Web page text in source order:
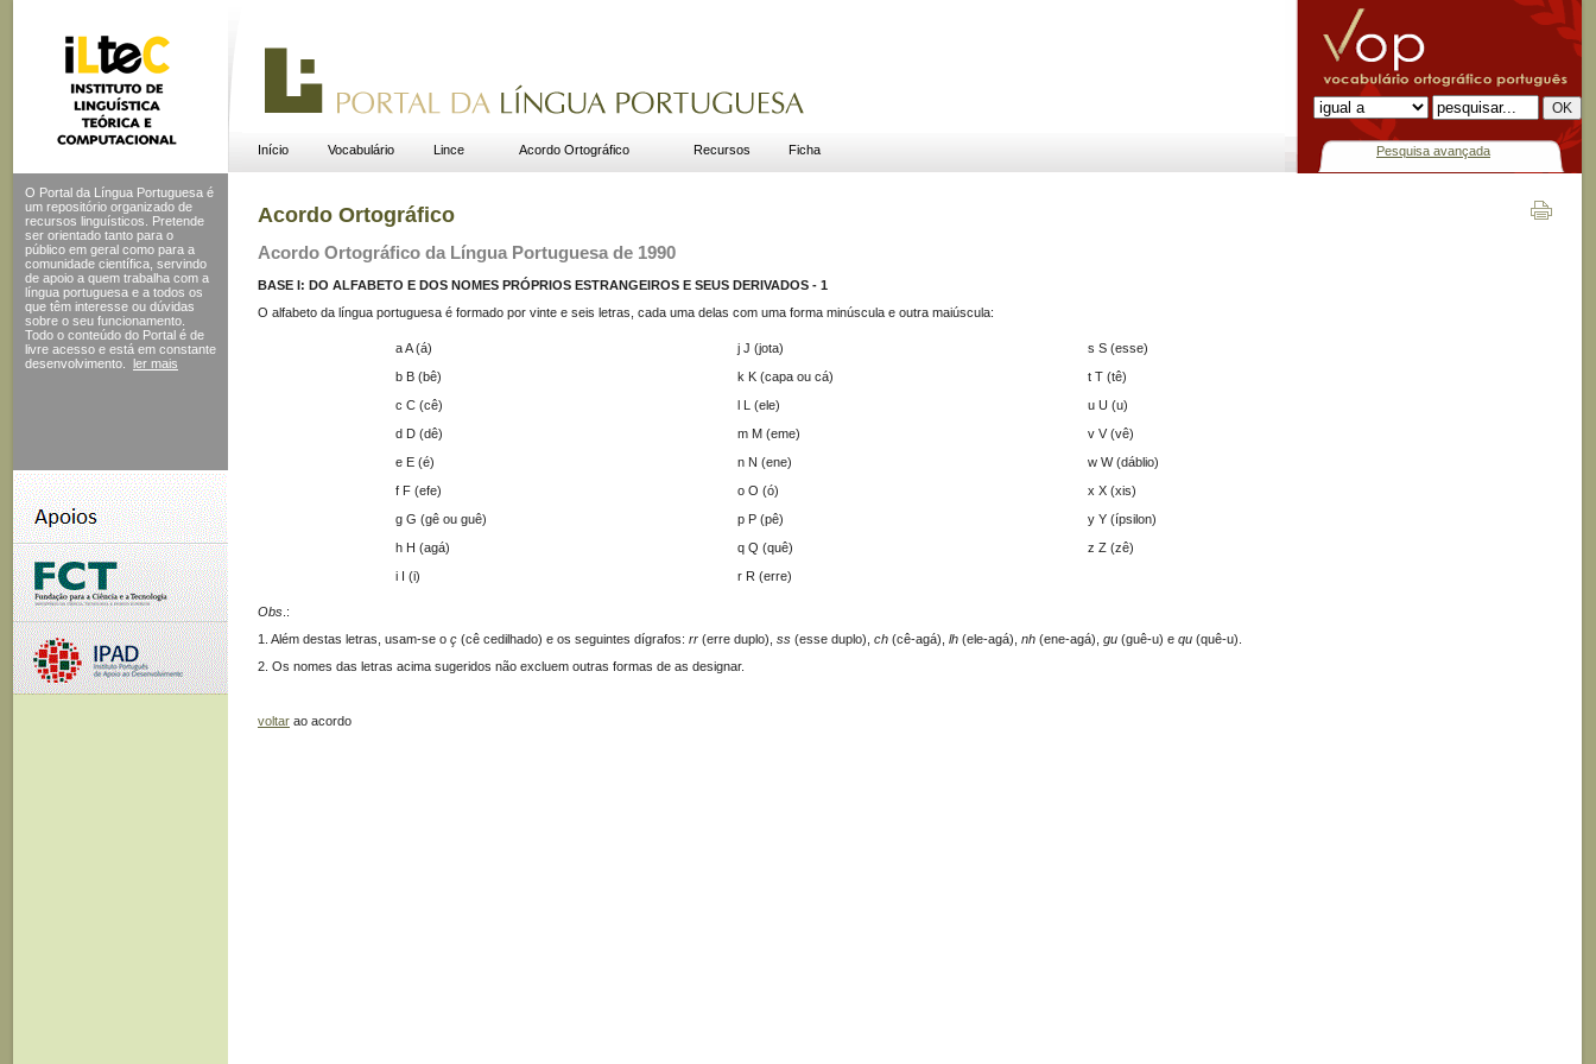
Início Vocabulário Lince Acordo Ortográfico Recursos Ficha Pesquisa avançada
O Portal da Língua Portuguesa é
um repositório organizado de
recursos linguísticos. Pretende
ser orientado tanto para o
público em geral como para a
comunidade científica, servindo
de apoio a quem trabalha com a
língua portuguesa e a todos os
que têm interesse ou dúvidas
sobre o seu funcionamento.
Todo o conteúdo do Portal é de
livre acesso e está em constante
desenvolvimento.
ler mais
Acordo Ortográfico
Acordo Ortográfico da Língua Portuguesa de 1990
BASE I: DO ALFABETO E DOS NOMES PRÓPRIOS ESTRANGEIROS E SEUS DERIVADOS - 1
O alfabeto da língua portuguesa é formado por vinte e seis letras, cada uma delas com uma forma minúscula e outra maiúscula:
a A (á) j J (jota)
s S (esse)
b B (bê)
k K (capa ou cá)
t T (tê)
c C (cê)
l L (ele)
u U (u)
d D (dê)
m M (eme)
v V (vê)
e E (é)
n N (ene)
w W (dáblio)
f F (efe)
o O (ó)
x X (xis)
g G (gê ou guê)
p P (pê)
y Y (ípsilon)
h H (agá)
q Q (quê)
z Z (zê)
i I (i)
r R (erre)
Obs .:
1. Além destas letras, usam-se o ç (cê cedilhado) e os seguintes dígrafos: rr (erre duplo), ss (esse duplo), ch (cê-agá), lh (ele-agá), nh (ene-agá), gu (guê-u) e qu (quê-u).
2. Os nomes das letras acima sugeridos não excluem outras formas de as designar.
voltar ao acordo